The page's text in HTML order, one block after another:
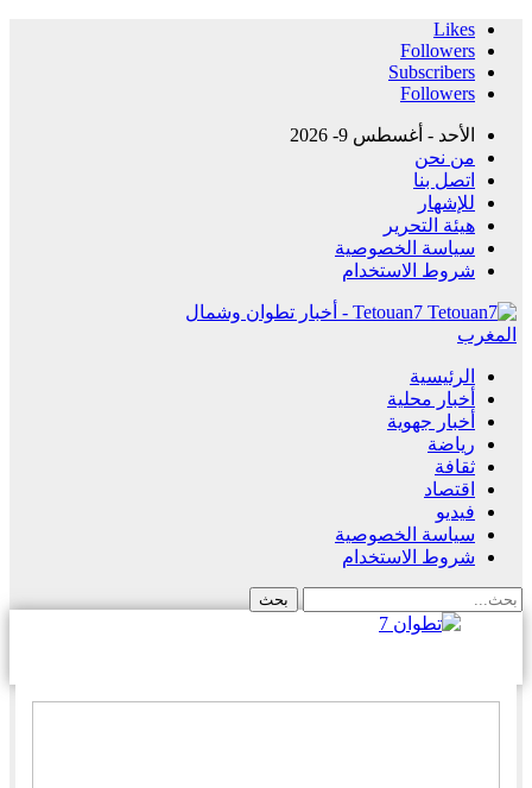
Likes
Followers
Subscribers
Followers
الأحد - أغسطس 9- 2026
من نحن
اتصل بنا
للإشهار
هيئة التحرير
سياسة الخصوصية
شروط الاستخدام
Tetouan7 - أخبار تطوان وشمال
المغرب
الرئيسية
أخبار محلية
أخبار جهوية
رياضة
ثقافة
اقتصاد
فيديو
سياسة الخصوصية
شروط الاستخدام